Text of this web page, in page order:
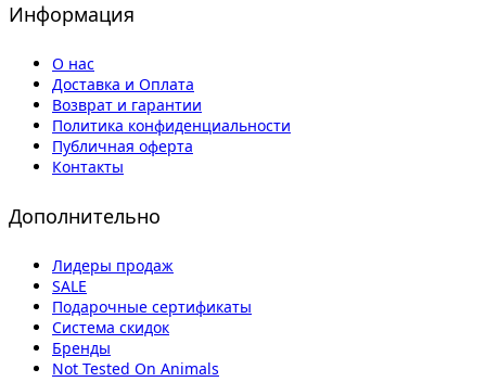
Информация
О нас
Доставка и Оплата
Возврат и гарантии
Политика конфиденциальности
Публичная оферта
Контакты
Дополнительно
Лидеры продаж
SALE
Подарочные сертификаты
Система скидок
Бренды
Not Tested On Animals